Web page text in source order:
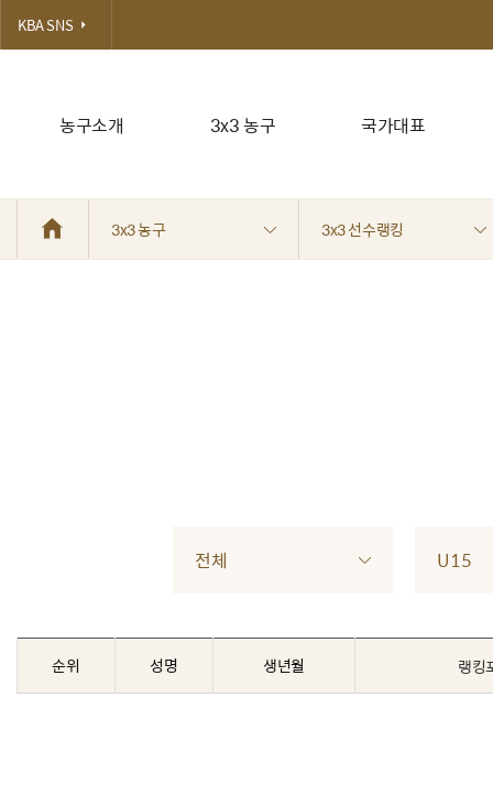
농구소개 3x3 농구 국가대표
KBA SNS
3x3 농구 3x3 선수랭킹
전체 U15
순위 성명 생년월 랭킹